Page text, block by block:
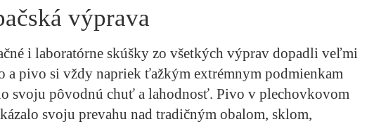
výprava
i laboratórne skúšky zo všetkých výprav dopadli veľmi
a pivo si vždy napriek ťažkým extrémnym podmienkam
svoju pôvodnú chuť a lahodnosť. Pivo v plechovkovom
svoju prevahu nad tradičným obalom, sklom,